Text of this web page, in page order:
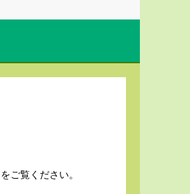
をご覧ください。